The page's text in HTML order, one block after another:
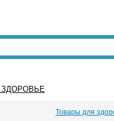
ЗДОРОВЬЕ
Товары для